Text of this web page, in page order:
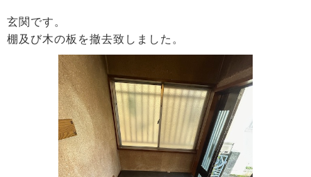
玄関です。
棚及び木の板を撤去致しました。